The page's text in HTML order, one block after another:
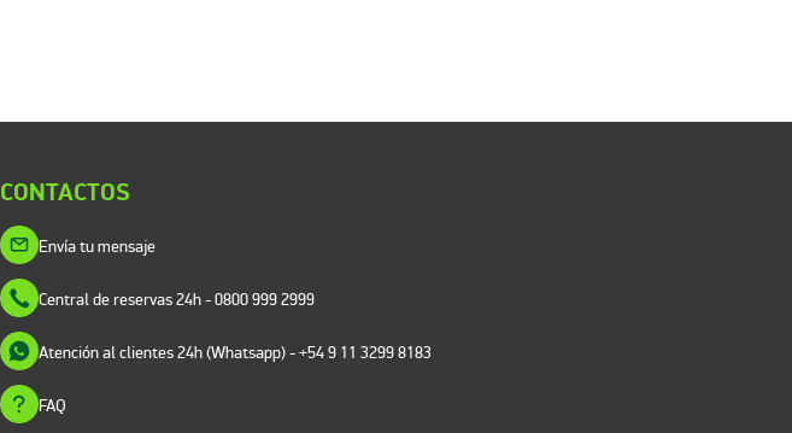
CONTACTOS
Envía tu mensaje
Central de reservas 24h- 0800 999 2999
Atención al clientes 24h (Whatsapp)- +54 9 11 3299 8183
FAQ